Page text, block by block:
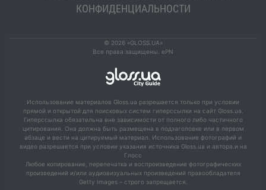
КОНФИДЕНЦИАЛЬНОСТИ
© 2026 «GLOSS.UA»
Все права защищены. ePN
Использование материалов Gloss.ua разрешается только при условии
прямой и открытой для поисковых систем гиперссылки на сайт Gloss.ua.
Гиперссылка обязательна вне зависимости от полного либо частичного
цитирования. Она должна быть размещена в подзаголовке или в первом
абзаце и вести на цитируемый материал. Использование фотографий и
видео разрешается при условии указания источника Gloss.ua и автора.и на
Глосс
Любое копирование, перепечатка и воспроизведение фотографических
произведений и/или аудиовизуальных произведений правообладателя
Getty Images – строго запрещается.